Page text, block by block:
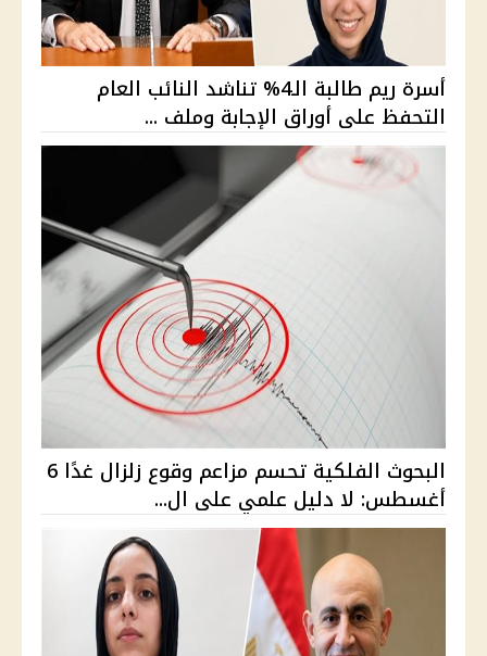
أسرة ريم طالبة الـ4% تناشد النائب العام
التحفظ على أوراق الإجابة وملف ...
البحوث الفلكية تحسم مزاعم وقوع زلزال غدًا 6
أغسطس: لا دليل علمي على ال...